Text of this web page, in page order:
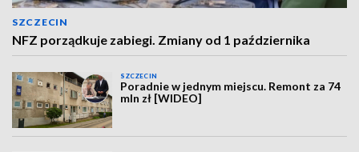
SZCZECIN
NFZ porządkuje zabiegi. Zmiany od 1 października
SZCZECIN
Poradnie w jednym miejscu. Remont za 74
mln zł [WIDEO]